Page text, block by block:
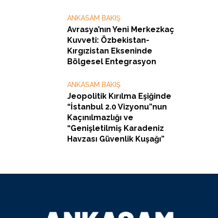
ANKASAM BAKIŞ
Avrasya’nın Yeni Merkezkaç
Kuvveti: Özbekistan-
Kırgızistan Ekseninde
Bölgesel Entegrasyon
ANKASAM BAKIŞ
Jeopolitik Kırılma Eşiğinde
“İstanbul 2.0 Vizyonu”nun
Kaçınılmazlığı ve
“Genişletilmiş Karadeniz
Havzası Güvenlik Kuşağı”